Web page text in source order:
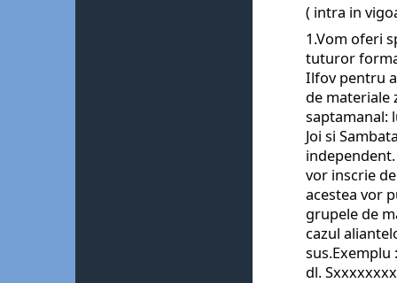
( intra in
1.Vom oferi
tuturor
Ilfov pentru
de materiale
saptamanal:
Joi si
vor inscrie de
acestea vor
grupele de
cazul
sus.Exemplu
dl.